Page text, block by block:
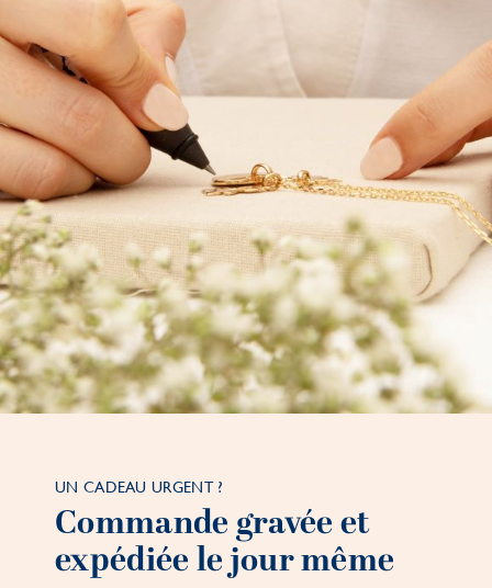
UN CADEAU URGENT ?
Commande gravée et
expédiée le jour même